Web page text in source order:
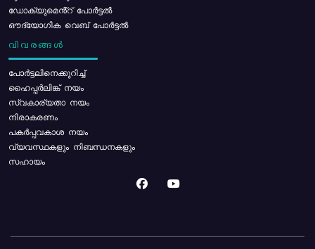
ഡോക്യുമെൻ്റ് പോർട്ടൽ
ഔദ്യോഗിക വെബ് പോർട്ടൽ
വിവരങ്ങൾ
പോര്‍ട്ടലിനെക്കുറിച്ച്
ഹൈപ്പർലിങ്ക് നയം
സ്വകാര്യതാ നയം
നിരാകരണം
പകർപ്പവകാശ നയം
വ്യവസ്ഥകളും നിബന്ധനകളും
സഹായം